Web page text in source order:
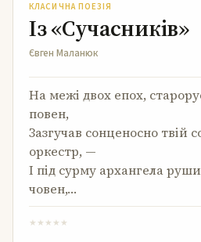
КЛАСИЧНА ПОЕЗІЯ
Із «Сучасників»
Євген Маланюк
На межі двох епох,
повен,
Зазгучав сонценосно твій
оркестр, —
І під сурму архангела
човен,…
★ ★ ★ ★ ★